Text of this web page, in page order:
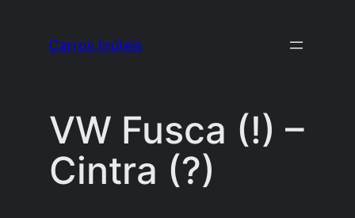
Carros Inúteis
VW Fusca (!) –
Cintra (?)